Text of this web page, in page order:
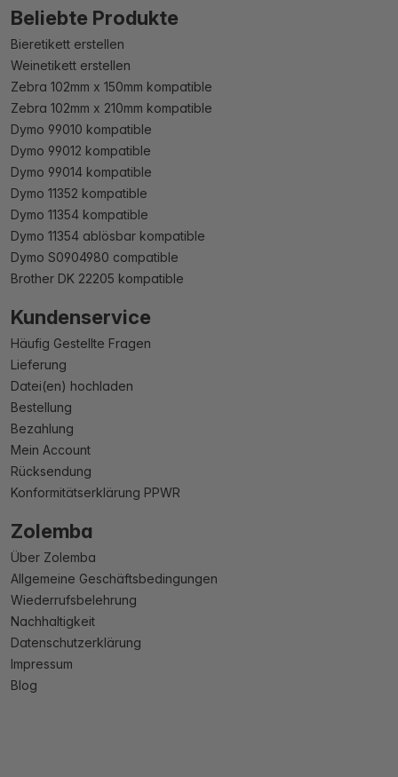
Beliebte Produkte
Bieretikett erstellen
Weinetikett erstellen
Zebra 102mm x 150mm kompatible
Zebra 102mm x 210mm kompatible
Dymo 99010 kompatible
Dymo 99012 kompatible
Dymo 99014 kompatible
Dymo 11352 kompatible
Dymo 11354 kompatible
Dymo 11354 ablösbar kompatible
Dymo S0904980 compatible
Brother DK 22205 kompatible
Kundenservice
Häufig Gestellte Fragen
Lieferung
Datei(en) hochladen
Bestellung
Bezahlung
Mein Account
Rücksendung
Konformitätserklärung PPWR
Zolemba
Über Zolemba
Allgemeine Geschäftsbedingungen
Wiederrufsbelehrung
Nachhaltigkeit
Datenschutzerklärung
Impressum
Blog